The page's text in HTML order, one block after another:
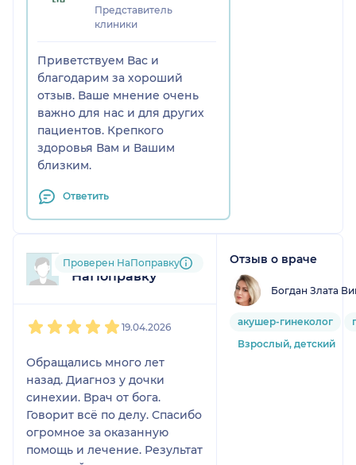
Представитель
клиники
Приветствуем Вас и
благодарим за хороший
отзыв. Ваше мнение очень
важно для нас и для других
пациентов. Крепкого
здоровья Вам и Вашим
близким.
Ответить
Пользователь
НаПоправку
Проверен НаПоправку
19.04.2026
Обращались много лет
назад. Диагноз у дочки
синехии. Врач от бога.
Говорит всё по делу. Спасибо
огромное за оказанную
помощь и лечение. Результат
Отзыв о враче
Богдан Злата
акушер-гинеколог
Взрослый, детский